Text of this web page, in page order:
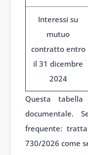
Interessi su
mutuo
contratto entro
il 31 dicembre
2024
Questa
documentale.
frequente:
730/2026 come